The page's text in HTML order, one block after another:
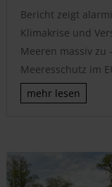
Bericht zeigt
Klimakrise und
Meeren massiv zu
Meeresschutz im
mehr lesen